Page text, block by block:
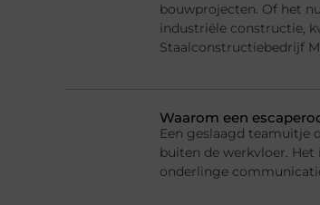
bouwprojecten. Of het
industriële constructie,
Staalconstructiebedrijf
Waarom een
Een geslaagd teamuitje
buiten de werkvloer.
onderlinge